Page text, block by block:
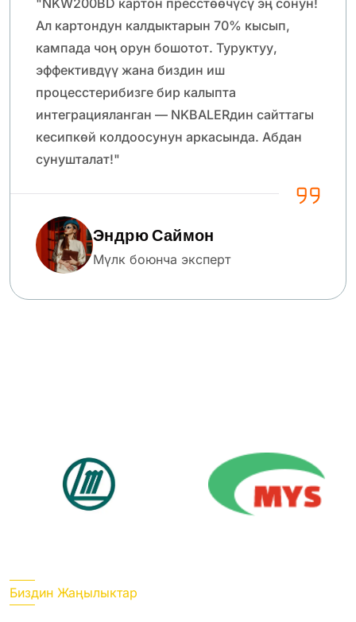
"NKW200BD картон пресстөөчүсү эң сонун!
Ал картондун калдыктарын 70% кысып,
кампада чоң орун бошотот. Туруктуу,
эффективдүү жана биздин иш
процесстерибизге бир калыпта
интеграцияланган — NKBALERдин сайттагы
кесипкөй колдоосунун аркасында. Абдан
сунушталат!"
Эндрю Саймон
Мүлк боюнча эксперт
Биздин Жаңылыктар